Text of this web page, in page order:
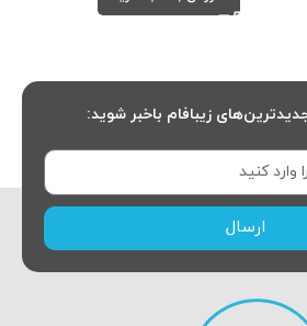
زیبافام باخبر شوید:
ارسال